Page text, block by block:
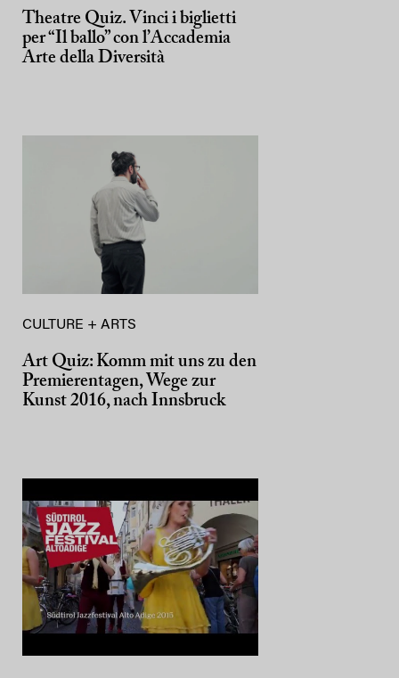
Theatre Quiz. Vinci i biglietti
per “Il ballo” con l’Accademia
Arte della Diversità
CULTURE + ARTS
Art Quiz: Komm mit uns zu den
Premierentagen, Wege zur
Kunst 2016, nach Innsbruck